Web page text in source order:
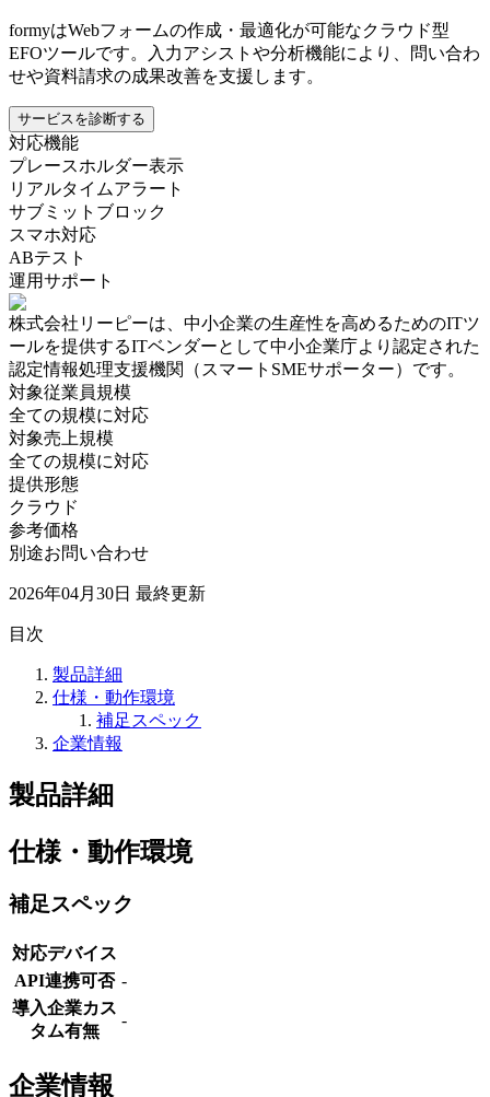
formyはWebフォームの作成・最適化が可能なクラウド型
EFOツールです。入力アシストや分析機能により、問い合わ
せや資料請求の成果改善を支援します。
サービスを診断する
対応機能
プレースホルダー表示
リアルタイムアラート
サブミットブロック
スマホ対応
ABテスト
運用サポート
株式会社リーピーは、中小企業の生産性を高めるためのITツ
ールを提供するITベンダーとして中小企業庁より認定された
認定情報処理支援機関（スマートSMEサポーター）です。
対象従業員規模
全ての規模に対応
対象売上規模
全ての規模に対応
提供形態
クラウド
参考価格
別途お問い合わせ
2026年04月30日 最終更新
目次
製品詳細
仕様・動作環境
補足スペック
企業情報
製品詳細
仕様・動作環境
補足スペック
対応デバイス
API連携可否 -
導入企業カス
タム有無
-
企業情報